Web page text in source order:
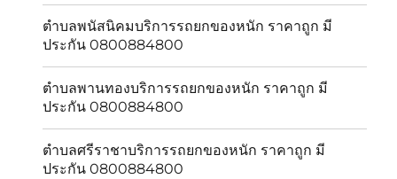
ตำบลพนัสนิคมบริการรถยกของหนัก ราคาถูก มี
ประกัน 0800884800
ตำบลพานทองบริการรถยกของหนัก ราคาถูก มี
ประกัน 0800884800
ตำบลศรีราชาบริการรถยกของหนัก ราคาถูก มี
ประกัน 0800884800